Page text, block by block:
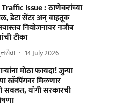
Issue : ठाणेकरांच्या
डेटा सेंटर अन् वाहतूक
नियोजनावर नजीब
टीका
14 July 2026
मोठा फायदा! जुन्या
स्क्रॅपिंगवर मिळणार
सवलत, योगी सरकारची